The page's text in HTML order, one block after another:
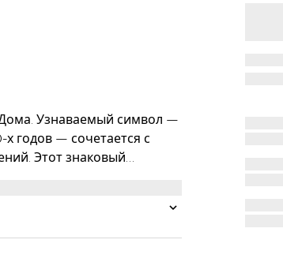
Узнаваемый символ —
годов — сочетается с
Этот знаковый